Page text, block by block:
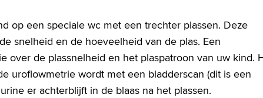
op een speciale wc met een trechter plassen. Deze
snelheid en de hoeveelheid van de plas. Een
over de plassnelheid en het plaspatroon van uw kind.
uroflowmetrie wordt met een bladderscan (dit is een
er achterblijft in de blaas na het plassen.